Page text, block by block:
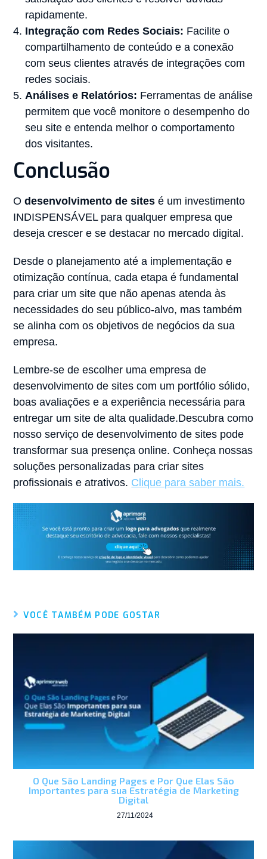
rapidamente.
Integração com Redes Sociais: Facilite o
compartilhamento de conteúdo e a conexão
com seus clientes através de integrações com
redes sociais.
Análises e Relatórios: Ferramentas de análise
permitem que você monitore o desempenho do
seu site e entenda melhor o comportamento
dos visitantes.
Conclusão
Odesenvolvimento de sites é um investimento
INDISPENSÁVEL para qualquer empresa que
deseja crescer e se destacar no mercado digital.
Desde o planejamento até a implementação e
otimização contínua, cada etapa é fundamental
para criar um site que não apenas atenda às
necessidades do seu público-alvo, mas também
se alinha com os objetivos de negócios da sua
empresa.
Lembre-se de escolher uma empresa de
desenvolvimento de sites com um portfólio sólido,
boas avaliações e a experiência necessária para
entregar um site de alta qualidade.Descubra como
nosso serviço de desenvolvimento de sites pode
transformar sua presença online. Conheça nossas
soluções personalizadas para criar sites
profissionais e atrativos. Clique para saber mais.
VOCÊ TAMBÉM PODE GOSTAR
O Que São Landing Pages e Por Que Elas São
Importantes para sua Estratégia de Marketing
Digital
27/11/2024